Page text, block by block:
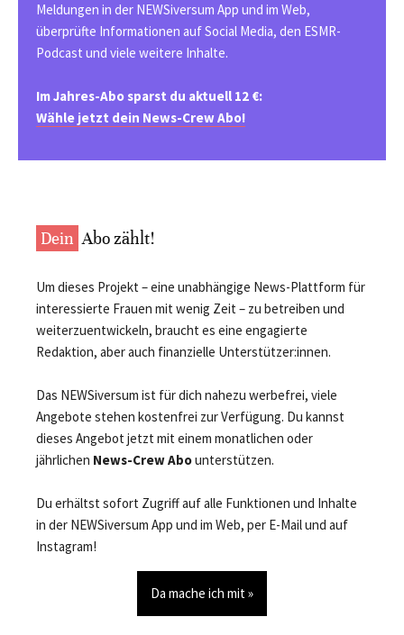
Meldungen in der NEWSiversum App und im Web,
überprüfte Informationen auf Social Media, den ESMR-
Podcast und viele weitere Inhalte.
Im Jahres-Abo sparst du aktuell 12 €:
Wähle jetzt dein News-Crew Abo!
Dein Abo zählt!
Um dieses Projekt – eine unabhängige News-Plattform für
interessierte Frauen mit wenig Zeit – zu betreiben und
weiterzuentwickeln, braucht es eine engagierte
Redaktion, aber auch finanzielle Unterstützer:innen.
Das NEWSiversum ist für dich nahezu werbefrei, viele
Angebote stehen kostenfrei zur Verfügung. Du kannst
dieses Angebot jetzt mit einem monatlichen oder
jährlichen News-Crew Abounterstützen.
Du erhältst sofort Zugriff auf alle Funktionen und Inhalte
in der NEWSiversum App und im Web, per E-Mail und auf
Instagram!
Da mache ich mit »